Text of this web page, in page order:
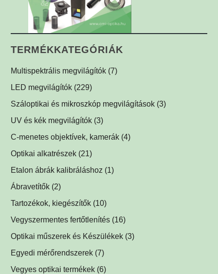
TERMÉKKATEGÓRIÁK
Multispektrális megvilágítók (7)
Multispektrális dóm megvilágítók
Multispektrális háttérvilágítók
LED megvilágítók (229)
Gyűrűvilágítók
(1)
Súrlófények
Égboltvilágítók
(1)
Koaxiális világítók
(2)
Háttérvilágítók
(5)
SPOT megvilágítók
SPOT vetítők
Mátrix megvilágítók
(2)
Csíkvetítők
Egyedi megvilágítók
(2)
Száloptikai és mikroszkóp megvilágítások (3)
UV és kék megvilágítók (3)
UV és kék megvilágítások fluoreszcens alkalmazáshoz
C-menetes objektívek, kamerák (4)
Optikai alkatrészek (21)
Műszerüvegek
(1)
Optikai tükrök, prizmák
Lencsék
(1)
Optikai szűrők
(5)
Védőüvegek
Etalon ábrák kalibráláshoz (1)
Ábravetítők (2)
Tartozékok, kiegészítők (10)
LED tápegységek
(1)
Kábelek
(1)
C-menetes közdarabok
(1)
Egyéb menetes adapterek (1)
Vegyszermentes fertőtlenítés (16)
Vírusölő és baktériumölő réz fólia
(12)
UV-C légfertőtlenítő
(3)
Optikai műszerek és Készülékek (3)
Egyedi mérőrendszerek (7)
Vegyes optikai termékek (6)